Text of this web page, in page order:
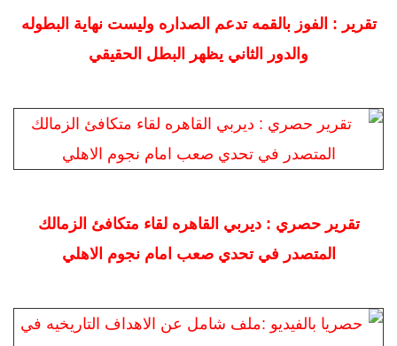
تقرير : الفوز بالقمه تدعم الصداره وليست نهاية البطوله
والدور الثاني يظهر البطل الحقيقي
تقرير حصري : ديربي القاهره لقاء متكافئ الزمالك
المتصدر في تحدي صعب امام نجوم الاهلي